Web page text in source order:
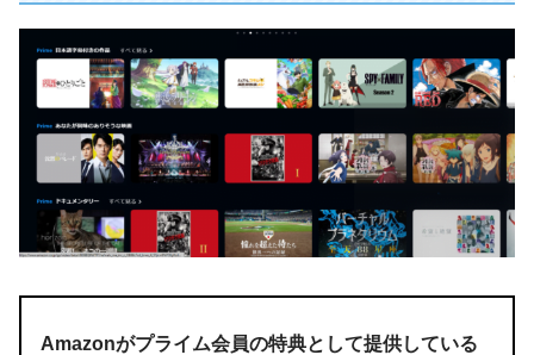
Amazonがプライム会員の特典として提供している